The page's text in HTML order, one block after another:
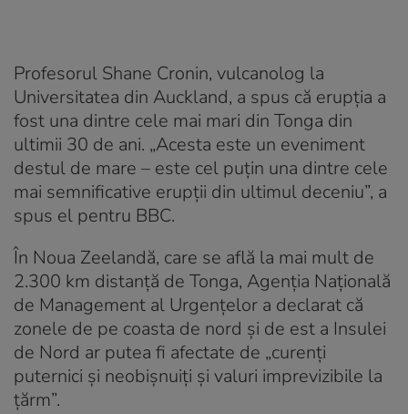
Profesorul Shane Cronin, vulcanolog la
Universitatea din Auckland, a spus că erupția a
fost una dintre cele mai mari din Tonga din
ultimii 30 de ani. „Acesta este un eveniment
destul de mare – este cel puțin una dintre cele
mai semnificative erupții din ultimul deceniu”, a
spus el pentru BBC.
În Noua Zeelandă, care se află la mai mult de
2.300 km distanță de Tonga, Agenția Națională
de Management al Urgențelor a declarat că
zonele de pe coasta de nord și de est a Insulei
de Nord ar putea fi afectate de „curenți
puternici și neobișnuiți și valuri imprevizibile la
țărm”.